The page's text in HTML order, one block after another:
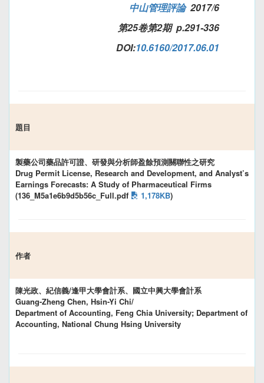
中山管理評論2017/6
第25卷第2期 p.291-336
DOI:10.6160/2017.06.01
題目
製藥公司藥品許可證、研發與分析師盈餘預測關聯性之研究
Drug Permit License, Research and Development, and Analyst’s
Earnings Forecasts: A Study of Pharmaceutical Firms
(136_M5a1e6b9d5b56c_Full.pdf
1,178KB)
作者
陳光政、紀信義/逢甲大學會計系、國立中興大學會計系
Guang-Zheng Chen, Hsin-Yi Chi/
Department of Accounting, Feng Chia University; Department of
Accounting, National Chung Hsing University